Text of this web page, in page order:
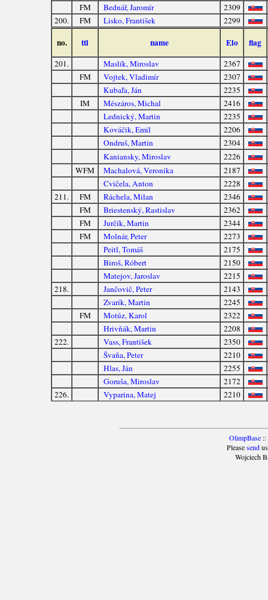
FM
Bednář, Jaromír
2309
200.
FM Lisko, František 2299
no. ttl name Elo flag
201. Maslík, Miroslav
2367
FM
Vojtek, Vladimír
2307
Kubaľa, Ján
2235
IM
Mészáros, Michal
2416
Lednický, Martin
2235
Kováčik, Emil
2206
Ondruš, Martin
2304
Kaniansky, Miroslav
2226
WFM
Machalová, Veronika
2187
Cvičela, Anton
2228
211.
FM Ráchela, Milan
2346
FM
Briestenský, Rastislav
2362
FM
Jurčík, Martin
2344
FM
Molnár, Peter
2273
Peitl, Tomáš
2175
Biroš, Róbert
2150
Matejov, Jaroslav
2215
218.
Jančovič, Peter
2143
Zvarík, Martin
2245
FM
Motúz, Karol
2322
Hrivňák, Martin
2208
222.
Vass, František
2350
Švaňa, Peter
2210
Hlas, Ján
2255
Goruša, Miroslav
2172
226.
Vyparina, Matej 2210
OlimpBase::
Pleasesendus
Wojciech